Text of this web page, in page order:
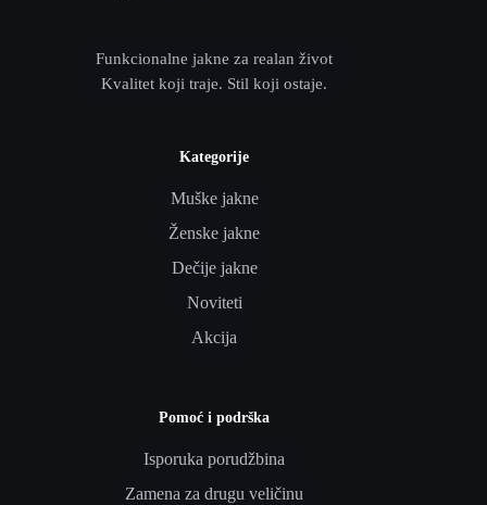
Funkcionalne jakne za realan život
Kvalitet koji traje. Stil koji ostaje.
Kategorije
Muške jakne
Ženske jakne
Dečije jakne
Noviteti
Akcija
Pomoć i podrška
Isporuka porudžbina
Zamena za drugu veličinu